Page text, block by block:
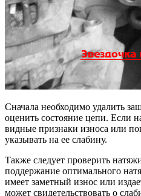
Сначала необходимо удалить
оценить состояние цепи. Если
видные признаки износа или
указывать на ее слабину.
Также следует проверить
поддержание оптимального
имеет заметный износ или
может свидетельствовать о